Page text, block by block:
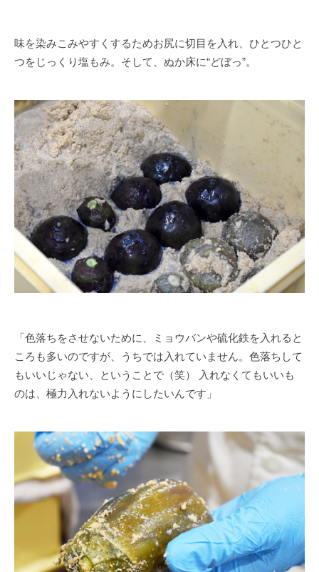
味を染みこみやすくするためお尻に切目を入れ、ひとつひと
つをじっくり塩もみ。そして、ぬか床に“どぼっ”。
「色落ちをさせないために、ミョウバンや硫化鉄を入れると
ころも多いのですが、うちでは入れていません。色落ちして
もいいじゃない、ということで（笑） 入れなくてもいいも
のは、極力入れないようにしたいんです」